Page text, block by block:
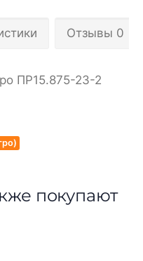
Отзывы 0
ПР15.875-23-2
покупают